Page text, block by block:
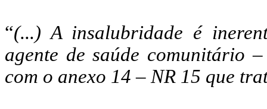
“(...) A insalubridade é
agente de saúde comunitário
com o anexo 14 – NR 15 que